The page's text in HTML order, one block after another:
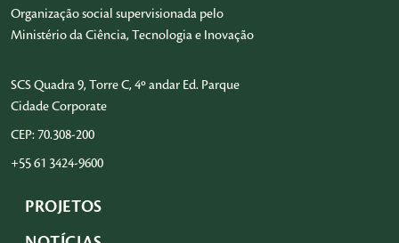
Organização social supervisionada pelo
Ministério da Ciência, Tecnologia e Inovação
SCS Quadra 9, Torre C, 4º andar Ed. Parque
Cidade Corporate
CEP: 70.308-200
+55 61 3424-9600
PROJETOS